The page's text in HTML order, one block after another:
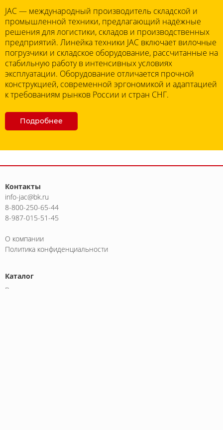
JAC — международный производитель складской и
промышленной техники, предлагающий надёжные
решения для логистики, складов и производственных
предприятий. Линейка техники JAC включает вилочные
погрузчики и складское оборудование, рассчитанные на
стабильную работу в интенсивных условиях
эксплуатации. Оборудование отличается прочной
конструкцией, современной эргономикой и адаптацией
к требованиям рынков России и стран СНГ.
Подробнее
Контакты
info-jac@bk.ru
8-800-250-65-44
8-987-015-51-45
О компании
Политика конфиденциальности
Каталог
Вилочные погрузчики